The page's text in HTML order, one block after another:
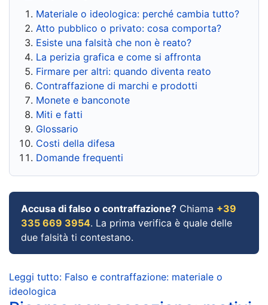
Materiale o ideologica: perché cambia tutto?
Atto pubblico o privato: cosa comporta?
Esiste una falsità che non è reato?
La perizia grafica e come si affronta
Firmare per altri: quando diventa reato
Contraffazione di marchi e prodotti
Monete e banconote
Miti e fatti
Glossario
Costi della difesa
Domande frequenti
Accusa di falso o contraffazione? Chiama +39
335 669 3954. La prima verifica è quale delle
due falsità ti contestano.
Leggi tutto: Falso e contraffazione: materiale o
ideologica